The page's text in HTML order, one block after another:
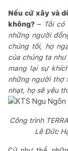
Nếu cứ xây và
không?– Tôi
những người
chúng tôi, họ
của chúng ta
mang lại sự
những người thợ
nhạt, họ sẽ yêu
Công trình
Lê Đức